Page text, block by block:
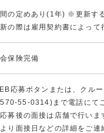
の定めあり(1年) ※更新す
の際は雇用契約書によって
保険完備
応募ボタンまたは、クル
55-0314)まで電話にて
募後の面接は店舗で行いま
り面接日などの詳細をご連